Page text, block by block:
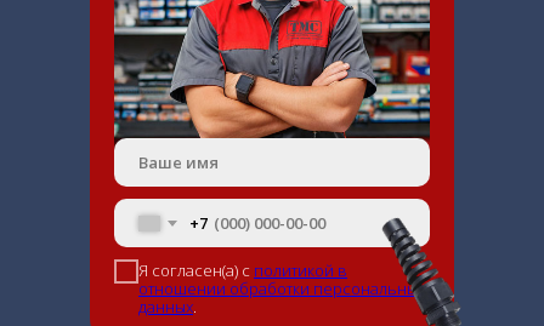
+7
Я согласен(а) с политикой в
отношении обработки персональных
данных.